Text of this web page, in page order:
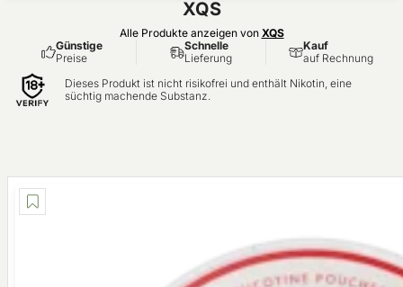
XQS
Alle Produkte anzeigen von XQS
Günstige
Preise
Schnelle
Lieferung
Kauf
auf Rechnung
Dieses Produkt ist nicht risikofrei und enthält Nikotin, eine
süchtig machende Substanz.